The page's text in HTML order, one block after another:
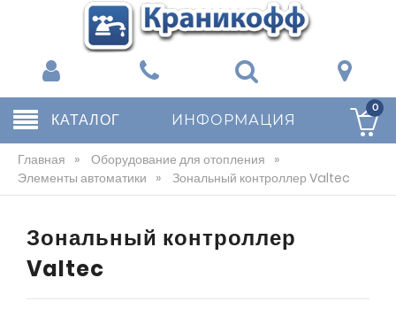
КАТАЛОГ ИНФОРМАЦИЯ
0
Главная » Оборудование для отопления »
Элементы автоматики » Зональный контроллер Valtec
Зональный контроллер
Valtec